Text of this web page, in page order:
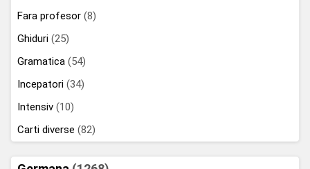
Fara profesor (8)
Ghiduri (25)
Gramatica (54)
Incepatori (34)
Intensiv (10)
Carti diverse (82)